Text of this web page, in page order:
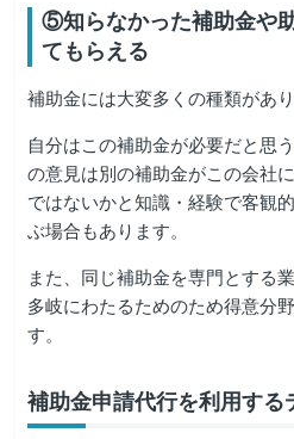
⑤知らなかった補助金や
てもらえる
補助金には大変多くの種類があり
自分はこの補助金が必要だと思
の意見は別の補助金がこの会社
ではないかと知識・経験で客観
ぶ場合もあります。
また、同じ補助金を専門とする
多岐にわたるためのため得意分
す。
補助金申請代行を利用する